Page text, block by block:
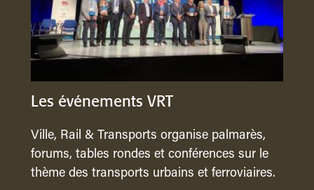
Les événements VRT
Ville, Rail & Transports organise palmarès,
forums, tables rondes et conférences sur le
thème des transports urbains et ferroviaires.